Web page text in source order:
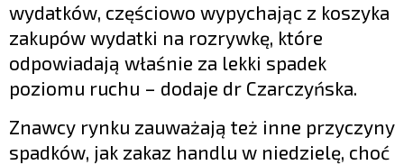
wydatków, częściowo wypychając z koszyka
zakupów wydatki na rozrywkę, które
odpowiadają właśnie za lekki spadek
poziomu ruchu – dodaje dr Czarczyńska.
Znawcy rynku zauważają też inne przyczyny
spadków, jak zakaz handlu w niedzielę, choć